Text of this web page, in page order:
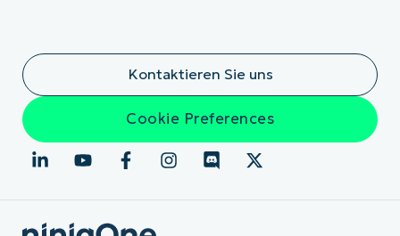
Kontaktieren Sie uns
Cookie Preferences